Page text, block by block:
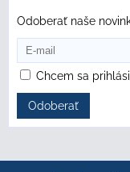
Odoberať naše
Chcem sa
Odoberať